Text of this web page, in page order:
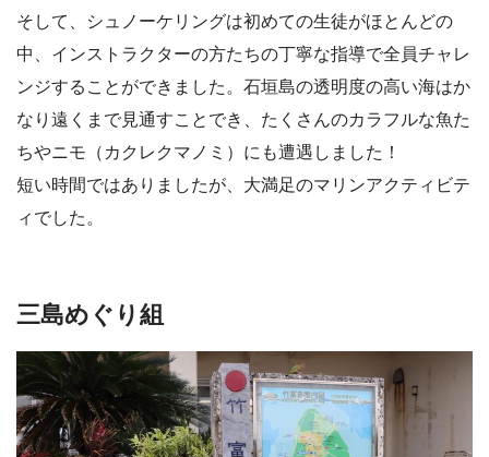
そして、シュノーケリングは初めての生徒がほとんどの
中、インストラクターの方たちの丁寧な指導で全員チャレ
ンジすることができました。石垣島の透明度の高い海はか
なり遠くまで見通すことでき、たくさんのカラフルな魚た
ちやニモ（カクレクマノミ）にも遭遇しました！
短い時間ではありましたが、大満足のマリンアクティビテ
ィでした。
三島めぐり組